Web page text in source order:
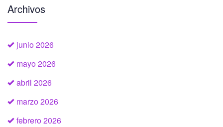
Archivos
junio 2026
mayo 2026
abril 2026
marzo 2026
febrero 2026